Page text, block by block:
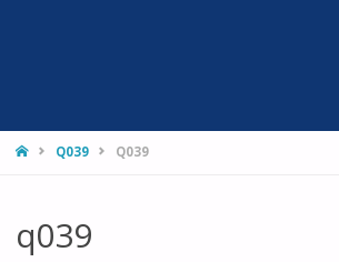
HOMEQ039 Q039
q039